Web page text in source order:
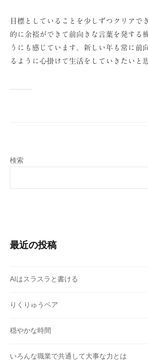
目標としていることを少しずつクリアで
的に余裕ができて前向きな言葉を発する
うにも感じています。新しい年も常に前
るように心掛けて生活をしていきたいと
検索
最近の投稿
AIはスラスラと書ける
りくりゅうペア
穏やかな時間
いろんな職業で共通して大事な力とは